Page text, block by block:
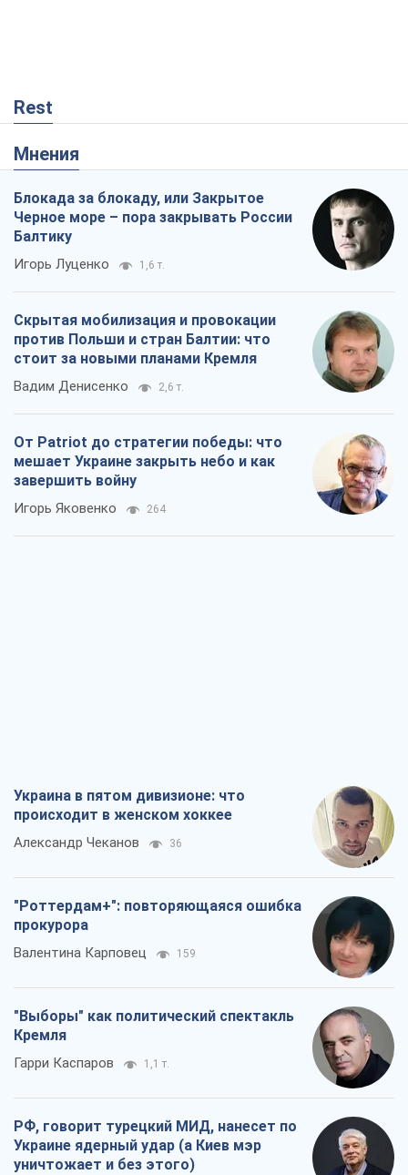
Rest
Мнения
Блокада за блокаду, или Закрытое
Черное море – пора закрывать России
Балтику
Игорь Луценко 1,6 т.
Скрытая мобилизация и провокации
против Польши и стран Балтии: что
стоит за новыми планами Кремля
Вадим Денисенко 2,6 т.
От Patriot до стратегии победы: что
мешает Украине закрыть небо и как
завершить войну
Игорь Яковенко 264
Украина в пятом дивизионе: что
происходит в женском хоккее
Александр Чеканов 36
"Роттердам+": повторяющаяся ошибка
прокурора
Валентина Карповец 159
"Выборы" как политический спектакль
Кремля
Гарри Каспаров 1,1 т.
РФ, говорит турецкий МИД, нанесет по
Украине ядерный удар (а Киев мэр
уничтожает и без этого)